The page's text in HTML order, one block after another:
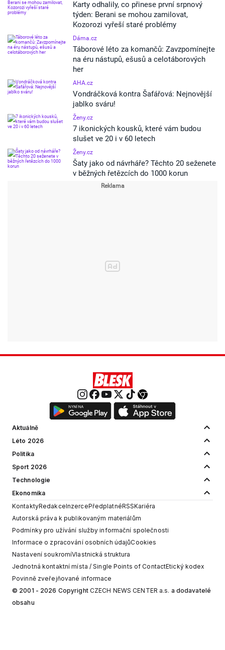
Karty odhalily, co přinese první srpnový
týden: Berani se mohou zamilovat,
Kozorozi vyřeší staré problémy
Dáma.cz
Táborové léto za komančů: Zavzpomínejte
na éru nástupů, ešusů a celotáborových
her
AHA.cz
Vondráčková kontra Šafářová: Nejnovější
jablko sváru!
Ženy.cz
7 ikonických kousků, které vám budou
slušet ve 20 i v 60 letech
Ženy.cz
Šaty jako od návrháře? Těchto 20 seženete
v běžných řetězcích do 1000 korun
Aktuálně
Léto 2026
Politika
Sport 2026
Technologie
Ekonomika
KontaktyRedakceInzercePředplatnéRSSKariéra
Autorská práva k publikovaným materiálům
Podmínky pro užívání služby informační společnosti
Informace o zpracování osobních údajůCookies
Nastavení soukromíVlastnická struktura
Jednotná kontaktní místa / Single Points of ContactEtický kodex
Povinně zveřejňované informace
© 2001 - 2026 Copyright CZECH NEWS CENTER a.s. a dodavatelé
obsahu